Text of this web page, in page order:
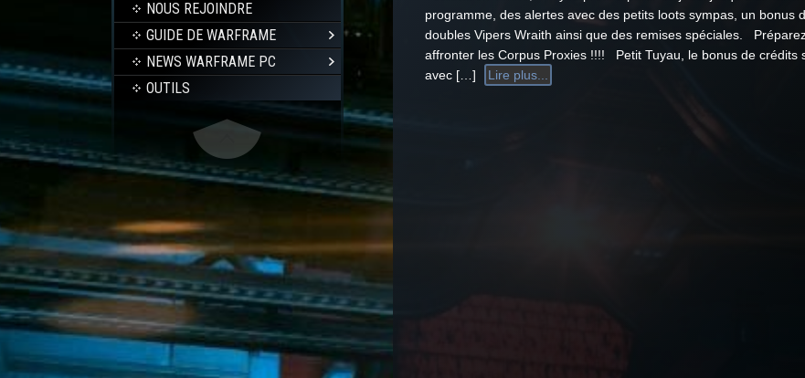
NOUS REJOINDRE
GUIDE DE WARFRAME
NEWS WARFRAME PC
OUTILS
programme, des alertes avec des petits loots sympas, un bonus
doubles Vipers Wraith ainsi que des remises spéciales.
affronter les Corpus Proxies !!!! Petit Tuyau, le bonus de crédits
avec […]
Lire plus...